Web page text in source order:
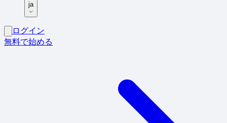
ja
ログイン
無料で始める